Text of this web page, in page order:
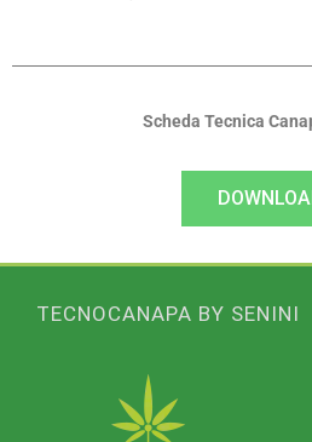
Scheda Tecnica
TECNOCANAPA BY SENINI